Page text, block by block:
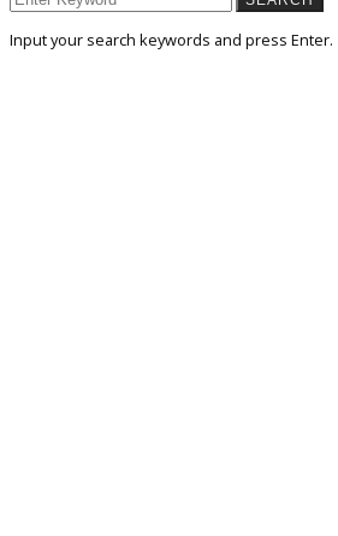
Input your search keywords and press Enter.